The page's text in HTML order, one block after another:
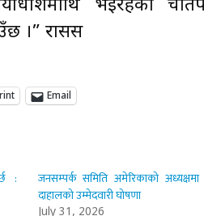
भइरहेको
।” रासस
Email
:
जनसम्पर्क समिति अमेरिकाको
दाहालको उम्मेदवारी घोषणा
July 31, 2026